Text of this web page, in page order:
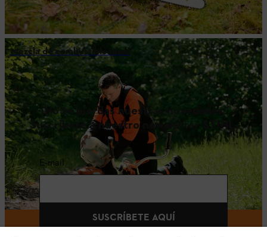
Mezcla de combustible ideal
¡No te pierdas nuestras novedades!
Suscríbete a nuestro newsletter STIHL.
E-mail
SUSCRÍBETE AQUÍ